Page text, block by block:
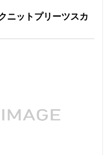
ニットプリーツスカ